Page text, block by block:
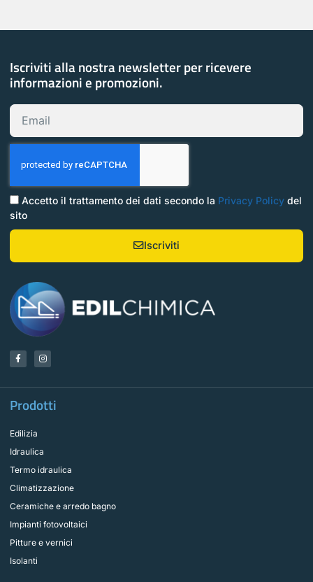
Iscriviti alla nostra newsletter per ricevere
informazioni e promozioni.
Email
Trattamento
dati
Accetto il trattamento dei dati secondo la Privacy Policy del
sito
Iscriviti
F
a
c
b
o
k
f
I
n
s
a
r
a
Prodotti
Edilizia
Idraulica
Termo idraulica
Climatizzazione
Ceramiche e arredo bagno
Impianti fotovoltaici
Pitture e vernici
Isolanti